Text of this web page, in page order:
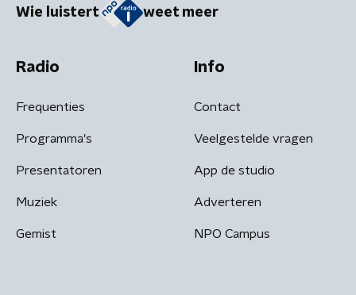
Wie luistert weet meer
Radio
Frequenties
Programma's
Presentatoren
Muziek
Gemist
Info
Contact
Veelgestelde vragen
App de studio
Adverteren
NPO Campus